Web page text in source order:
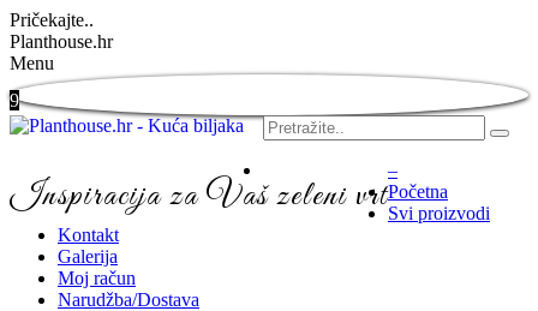
Pričekajte..
Planthouse.hr
Menu
9
Inspiracija za Vaš zeleni vrt
–
Početna
Svi proizvodi
Kontakt
Galerija
Moj račun
Narudžba/Dostava